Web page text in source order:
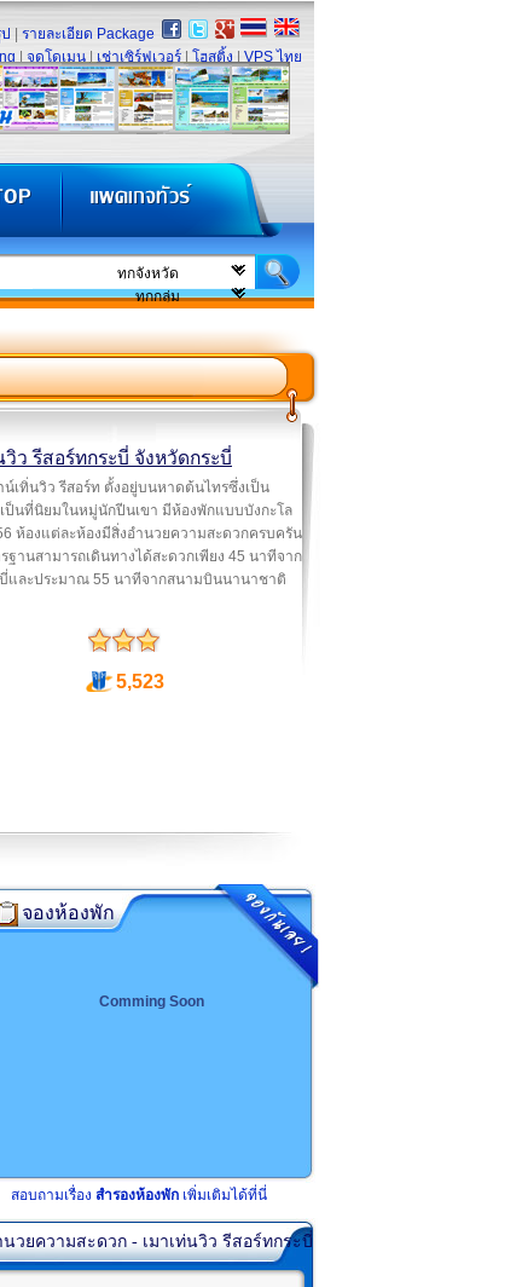
รายละเอียด Package
จดโดเมน เช่าเซิร์ฟเวอร์ โฮสติ้ง VPS ไทย
วิว รีสอร์ทกระบี่ จังหวัดกระบี่
น์เทิ่นวิว รีสอร์ท ตั้งอยู่บนหาดต้นไทรซึ่งเป็น
ป็นที่นิยมในหมู่นักปีนเขา มีห้องพักแบบบังกะโล
ห้องแต่ละห้องมีสิ่งอำนวยความสะดวกครบครัน
ฐานสามารถเดินทางได้สะดวกเพียง 45 นาทีจาก
บี่และประมาณ 55 นาทีจากสนามบินนานาชาติ
5,523
จองห้องพัก
Comming Soon
สอบถามเรื่อง สำรองห้องพัก เพิ่มเติมได้ที่นี่
นวยความสะดวก - เมาเท่นวิว รีสอร์ทกระบี่